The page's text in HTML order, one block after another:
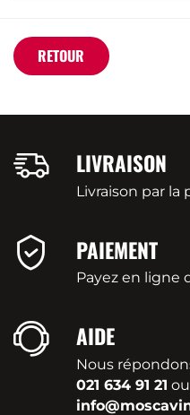
RETOUR
LIVRAISON
Livraison par la
PAIEMENT
Payez en ligne
AIDE
Nous
021 634 91 21